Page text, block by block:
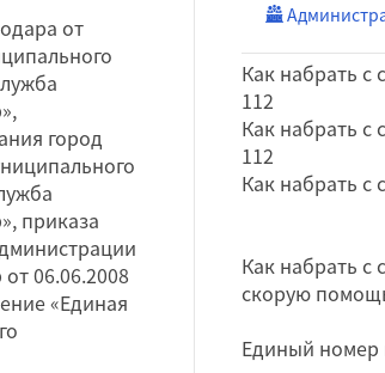
от
город
приказа
06.06.2008
«Единая
Как набрать с
112
Как набрать с
112
Как набрать с
Как набрать с
скорую
Единый номер